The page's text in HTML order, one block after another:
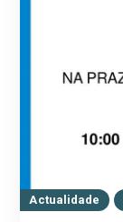
Actualidade